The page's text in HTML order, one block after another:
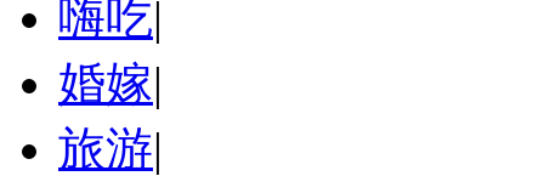
嗨吃|
婚嫁|
旅游|